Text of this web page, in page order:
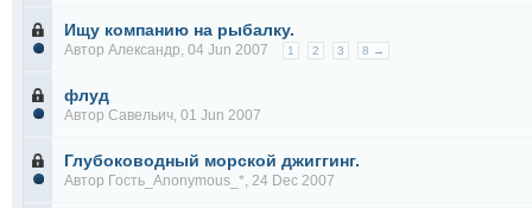
Ищу компанию на рыбалку.
Автор Александр, 04 Jun 2007 1 2 3 8 →
флуд
Автор Савельич, 01 Jun 2007
Глубоководный морской джиггинг.
Автор Гость_Anonymous_*, 24 Dec 2007